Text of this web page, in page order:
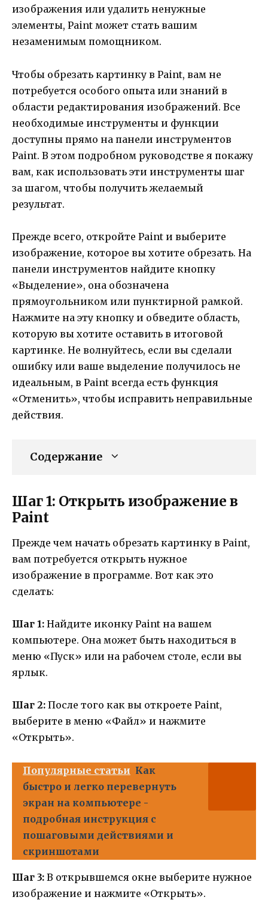
изображения или удалить ненужные
элементы, Paint может стать вашим
незаменимым помощником.
Чтобы обрезать картинку в Paint, вам не
потребуется особого опыта или знаний в
области редактирования изображений. Все
необходимые инструменты и функции
доступны прямо на панели инструментов
Paint. В этом подробном руководстве я покажу
вам, как использовать эти инструменты шаг
за шагом, чтобы получить желаемый
результат.
Прежде всего, откройте Paint и выберите
изображение, которое вы хотите обрезать. На
панели инструментов найдите кнопку
«Выделение», она обозначена
прямоугольником или пунктирной рамкой.
Нажмите на эту кнопку и обведите область,
которую вы хотите оставить в итоговой
картинке. Не волнуйтесь, если вы сделали
ошибку или ваше выделение получилось не
идеальным, в Paint всегда есть функция
«Отменить», чтобы исправить неправильные
действия.
Содержание
Шаг 1: Открыть изображение в
Paint
Прежде чем начать обрезать картинку в Paint,
вам потребуется открыть нужное
изображение в программе. Вот как это
сделать:
Шаг 1: Найдите иконку Paint на вашем
компьютере. Она может быть находиться в
меню «Пуск» или на рабочем столе, если вы
ярлык.
Шаг 2: После того как вы откроете Paint,
выберите в меню «Файл» и нажмите
«Открыть».
Популярные статьи Как
быстро и легко перевернуть
экран на компьютере -
подробная инструкция с
пошаговыми действиями и
скриншотами
Шаг 3: В открывшемся окне выберите нужное
изображение и нажмите «Открыть».